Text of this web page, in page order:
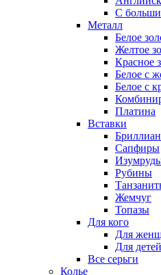
С
Металл
Белое
Желтое
Красное
Белое с
Белое с
Платина
Вставки
Сапфиры
Рубины
Жемчуг
Топазы
Для кого
Для
Для детей
Все серьги
Колье